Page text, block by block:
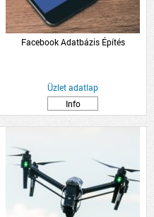
Facebook Adatbázis Építés
Üzlet adatlap
Info